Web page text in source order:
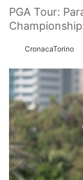
PGA Tour:
Championship
CronacaTorino